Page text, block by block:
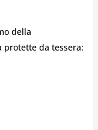
della
da tessera: